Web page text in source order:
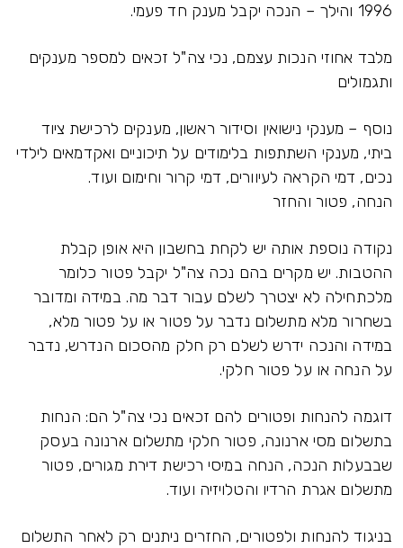
1996 והילך – הנכה יקבל מענק חד פעמי.
מלבד אחוזי הנכות עצמם, נכי צה"ל זכאים למספר מענקים
ותגמולים
נוסף – מענקי נישואין וסידור ראשון, מענקים לרכישת ציוד
ביתי, מענקי השתתפות בלימודים על תיכוניים ואקדמאים לילדי
נכים, דמי הקראה לעיוורים, דמי קרור וחימום ועוד.
הנחה, פטור והחזר
נקודה נוספת אותה יש לקחת בחשבון היא אופן קבלת
ההטבות. יש מקרים בהם נכה צה"ל יקבל פטור כלומר
מלכתחילה לא יצטרך לשלם עבור דבר מה. במידה ומדובר
בשחרור מלא מתשלום נדבר על פטור או על פטור מלא,
במידה והנכה ידרש לשלם רק חלק מהסכום הנדרש, נדבר
על הנחה או על פטור חלקי.
דוגמה להנחות ופטורים להם זכאים נכי צה"ל הם: הנחות
בתשלום מסי ארנונה, פטור חלקי מתשלום ארנונה בעסק
שבבעלות הנכה, הנחה במיסי רכישת דירת מגורים, פטור
מתשלום אגרת הרדיו והטלויזיה ועוד.
בניגוד להנחות ולפטורים, החזרים ניתנים רק לאחר התשלום